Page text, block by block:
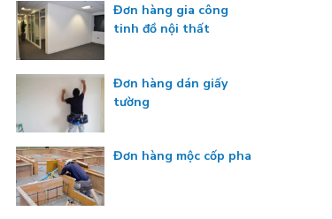
Đơn hàng gia công
tinh đồ nội thất
Đơn hàng dán giấy
tường
Đơn hàng mộc cốp pha